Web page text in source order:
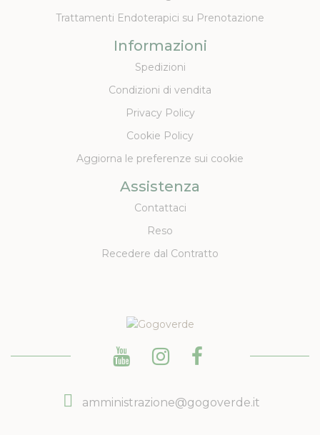
Trattamenti Endoterapici su Prenotazione
Informazioni
Spedizioni
Condizioni di vendita
Privacy Policy
Cookie Policy
Aggiorna le preferenze sui cookie
Assistenza
Contattaci
Reso
Recedere dal Contratto
amministrazione@gogoverde.it